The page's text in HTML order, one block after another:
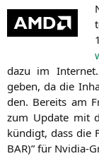
dazu im
geben, da die
den. Bereits am
zum Update mit
kün­digt, dass die
BAR)” für Nvi­dia-